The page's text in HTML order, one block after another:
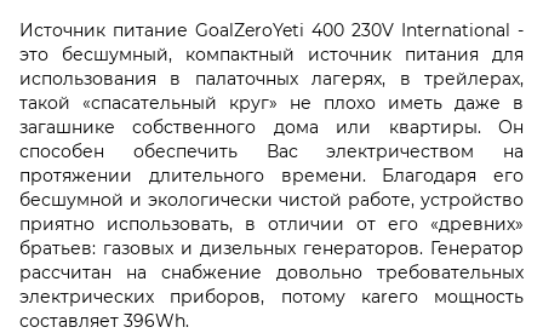
Источник питание GoalZeroYeti 400 230V International -
это бесшумный, компактный источник питания для
использования в палаточных лагерях, в трейлерах,
такой «спасательный круг» не плохо иметь даже в
загашнике собственного дома или квартиры. Он
способен обеспечить Вас электричеством на
протяжении длительного времени. Благодаря его
бесшумной и экологически чистой работе, устройство
приятно использовать, в отличии от его «древних»
братьев: газовых и дизельных генераторов. Генератор
рассчитан на снабжение довольно требовательных
электрических приборов, потому каrего мощность
составляет 396Wh.